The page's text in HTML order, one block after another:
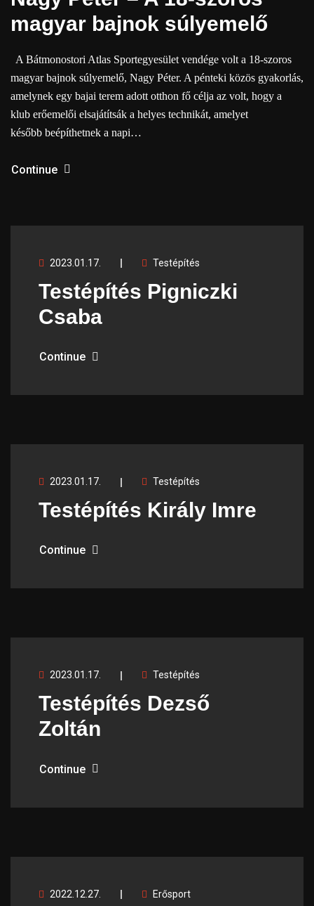
magyar bajnok súlyemelő
A Bátmonostori Atlas Sportegyesület vendége volt a 18-szoros
magyar bajnok súlyemelő, Nagy Péter. A pénteki közös gyakorlás,
amelynek egy bajai terem adott otthon fő célja az volt, hogy a
klub erőemelői elsajátítsák a helyes technikát, amelyet
később beépíthetnek a napi…
Continue
2023.01.17. Testépítés
Testépítés Pigniczki
Csaba
Continue
2023.01.17. Testépítés
Testépítés Király Imre
Continue
2023.01.17. Testépítés
Testépítés Dezső
Zoltán
Continue
2022.12.27. Erősport